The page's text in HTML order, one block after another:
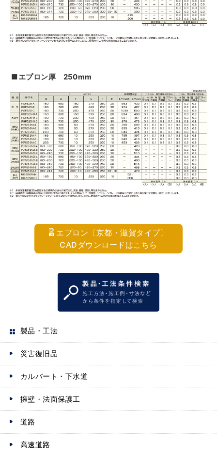
■エプロン厚 250mm
エプロン〔京都・滋賀タイプ〕
CADダウンロードはこちら
製品・工法
災害復旧品
カルバート・下水道
擁壁・法面保護工
道路
高速道路